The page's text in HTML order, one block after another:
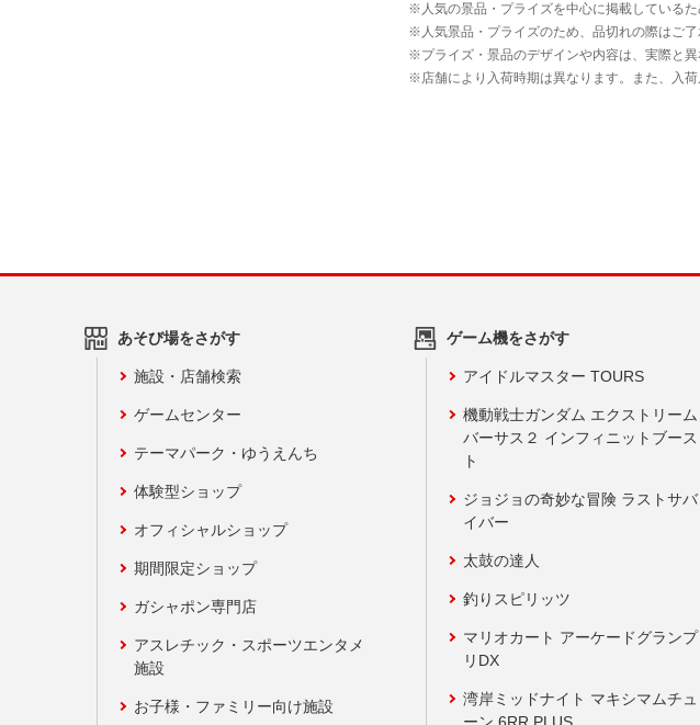
あそび場をさがす
施設・店舗検索
ゲームセンター
テーマパーク・ゆうえんち
体験型ショップ
オフィシャルショップ
期間限定ショップ
ガシャポン専門店
アスレチック・スポーツエンタメ
施設
お子様・ファミリー向け施設
ゲーム機をさがす
アイドルマスター TOURS
機動戦士ガンダム エクストリーム
バーサス２ インフィニットブース
ト
ジョジョの奇妙な冒険 ラストサバ
イバー
太鼓の達人
釣りスピリッツ
マリオカート アーケードグランプ
リDX
湾岸ミッドナイト マキシマムチュ